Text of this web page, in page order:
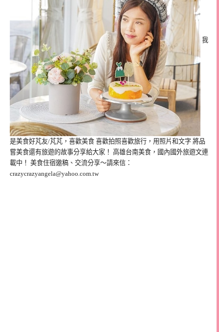
我
是美食好芃友/芃芃，喜歡美食 喜歡拍照喜歡旅行，用照片和文字 將品
嘗美食還有旅遊的故事分享給大家！ 高雄台南美食，國內國外旅遊文連
載中！ 美食住宿邀稿、交流分享～請來信：
crazycrazyangela@yahoo.com.tw